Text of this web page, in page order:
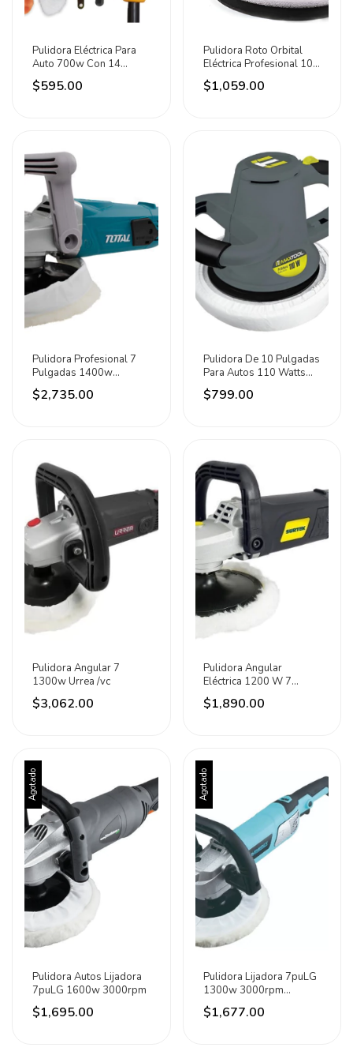
Pulidora Eléctrica Para
Auto 700w Con 14
Accesorios Adir Amarillo
$595.00
Pulidora Roto Orbital
Eléctrica Profesional 10
Pulgadas Adir
$1,059.00
Pulidora Profesional 7
Pulgadas 1400w
4500rpm Total Azul
$2,735.00
Pulidora De 10 Pulgadas
Para Autos 110 Watts
Maxtool
$799.00
Pulidora Angular 7
1300w Urrea /vc
$3,062.00
Pulidora Angular
Eléctrica 1200 W 7
Pulgadas Surtek
$1,890.00
Agotado
Pulidora Autos Lijadora
7puLG 1600w 3000rpm
$1,695.00
Agotado
Pulidora Lijadora 7puLG
1300w 3000rpm
Semipro Energy
$1,677.00